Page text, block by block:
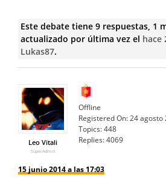
Este debate tiene 9 respuestas, 1
actualizado por última vez el hace
Lukas87.
Leo Vitali
SuperAdmin
Offline
Registered On:24 agosto
Topics:448
Replies:4069
15 junio 2014 a las 17:03